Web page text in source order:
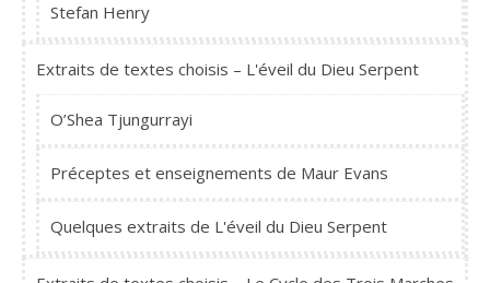
Stefan Henry
Extraits de textes choisis – L'éveil du Dieu Serpent
O’Shea Tjungurrayi
Préceptes et enseignements de Maur Evans
Quelques extraits de L'éveil du Dieu Serpent